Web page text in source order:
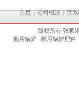
首页 |公司概况 |联
版权所有 张家
船用锅炉
船用锅炉配件